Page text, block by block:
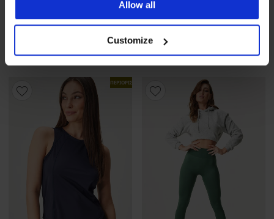
Allow all
Customize
Αθλητικό μπλουζάκι ONLY
18,74 €κωδικόςALL25
Αθλητικό παντελόνι ONLY
Play Fold
21,74 €
ΠΕΡΙΟΡΙΣΜΕΝΑ